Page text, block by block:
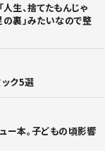
生、捨てたもんじゃ
の裏」みたいなので整
ク5選
ー本。子どもの頃影響